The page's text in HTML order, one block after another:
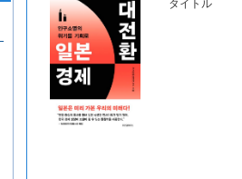
タイトル